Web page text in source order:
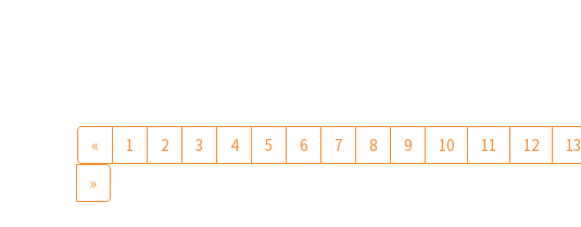
« 1 2 3 4 5 6 7 8 9 10 11 12 13
»